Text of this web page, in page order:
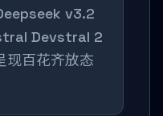
v3.2
Devstral 2
现百花齐放态